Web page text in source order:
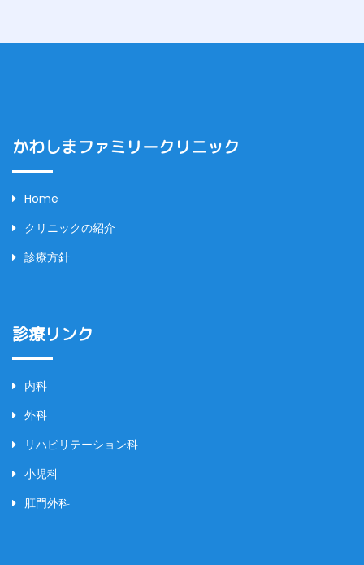
かわしまファミリークリニック
Home
クリニックの紹介
診療方針
診療リンク
内科
外科
リハビリテーション科
小児科
肛門外科